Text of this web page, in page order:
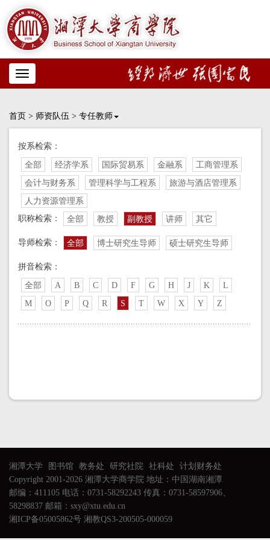
Toggle
navigation
首页 > 师资队伍 > 专任教师
按系检索：
全部 经济学系 国际贸易系 金融系
工商管理系
会计与财务系
管理科学与工程系
旅游与酒店管理系
人力资源管理系
职称检索：
全部 教授 副教授 讲师 其它
导师检索： 全部 博士研究生导师 硕士研究生导师
拼音检索：
全部 A B C D F G H J K
L
M
O P Q R S T W X Y Z
湘潭大学 图书馆 教务处 研究社院 社科处
计划财务处
Copyright 2001-2026 湘潭大学商学院 地址：中国湖南湘潭
邮编：411105 电话：0731-58292243 传真：0731-58597906、
58298837 邮箱：sxy@xtu.edu.cn
湘ICP备05005862号 湘教QS3-200505-000059